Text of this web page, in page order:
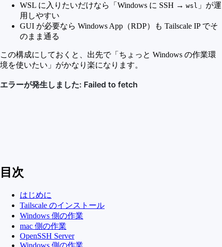
WSL に入りたいだけなら「Windows に SSH → wsl 」が運
用しやすい
GUI が必要なら Windows App（RDP）も Tailscale IP でそ
のまま通る
この構成にしておくと、出先で「ちょっと Windows の作業環
境を使いたい」がかなり楽になります。
目次
はじめに
Tailscale のインストール
Windows 側の作業
mac 側の作業
OpenSSH Server
Windows 側の作業